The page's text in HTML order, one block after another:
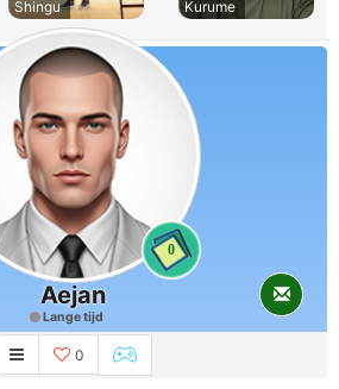
Shingu
Kurume
0
Aejan
Lange tijd
0